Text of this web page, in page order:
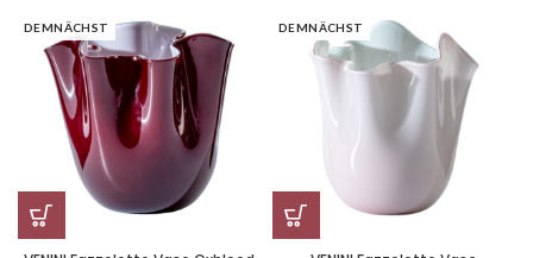
DEMNÄCHST DEMNÄCHST